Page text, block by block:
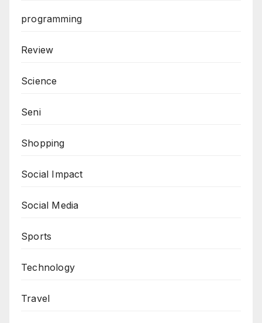
programming
Review
Science
Seni
Shopping
Social Impact
Social Media
Sports
Technology
Travel